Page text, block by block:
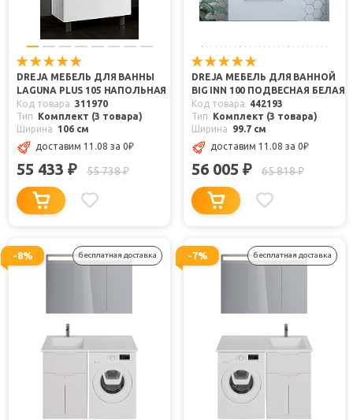
DREJA МЕБЕЛЬ ДЛЯ ВАННЫ
LAGUNA PLUS 105 НАПОЛЬНАЯ
Код товара 311970
Тип
Комплект (3 товара)
Ширина
106 см
доставим 11.08 за 0₽
55 433 ₽ 55 738₽
DREJA МЕБЕЛЬ ДЛЯ ВАННОЙ
BIG INN 100 ПОДВЕСНАЯ БЕЛАЯ
Код товара
442193
Тип
Комплект (3 товара)
Ширина
99.7 см
доставим 11.08 за 0₽
56 005 ₽ 65 818₽
-8% бесплатная доставка -7% бесплатная доставка